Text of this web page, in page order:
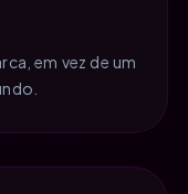
em vez de um